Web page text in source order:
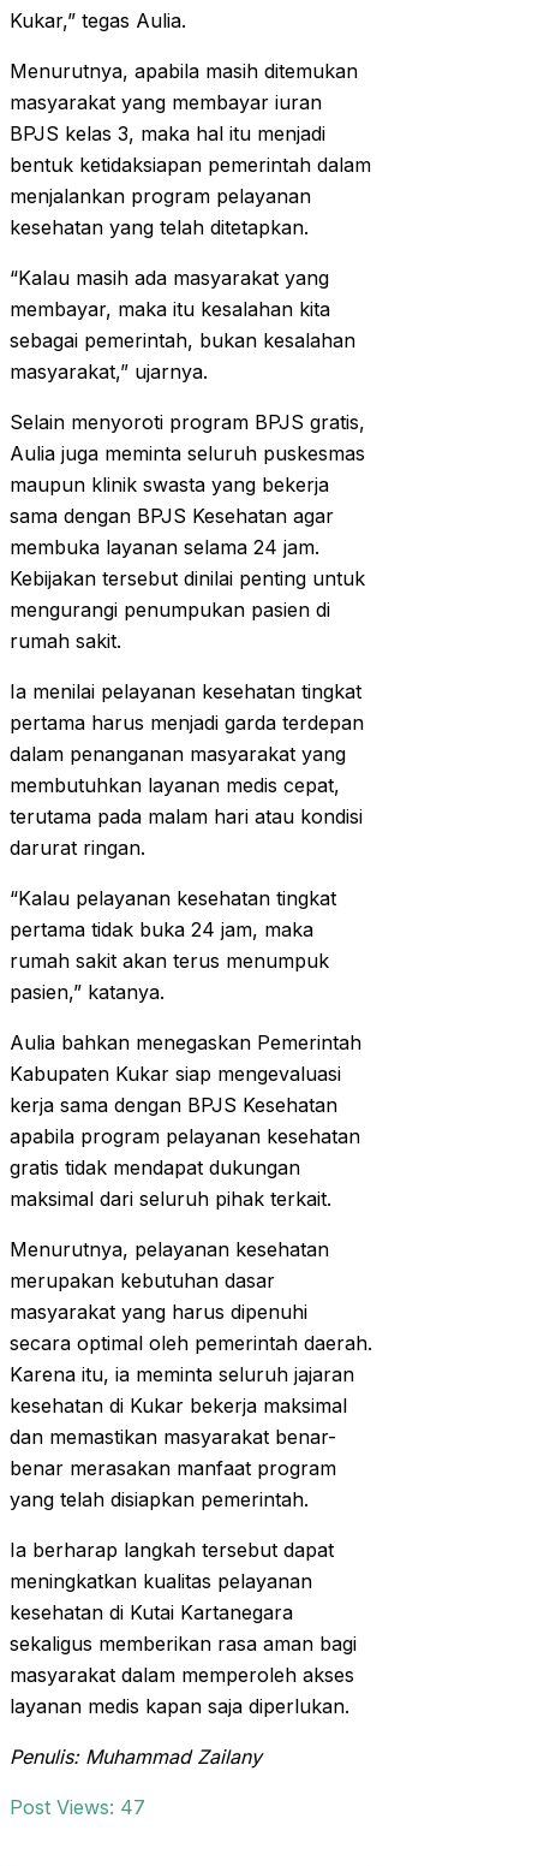
Kukar,” tegas Aulia.
Menurutnya, apabila masih ditemukan
masyarakat yang membayar iuran
BPJS kelas 3, maka hal itu menjadi
bentuk ketidaksiapan pemerintah dalam
menjalankan program pelayanan
kesehatan yang telah ditetapkan.
“Kalau masih ada masyarakat yang
membayar, maka itu kesalahan kita
sebagai pemerintah, bukan kesalahan
masyarakat,” ujarnya.
Selain menyoroti program BPJS gratis,
Aulia juga meminta seluruh puskesmas
maupun klinik swasta yang bekerja
sama dengan BPJS Kesehatan agar
membuka layanan selama 24 jam.
Kebijakan tersebut dinilai penting untuk
mengurangi penumpukan pasien di
rumah sakit.
Ia menilai pelayanan kesehatan tingkat
pertama harus menjadi garda terdepan
dalam penanganan masyarakat yang
membutuhkan layanan medis cepat,
terutama pada malam hari atau kondisi
darurat ringan.
“Kalau pelayanan kesehatan tingkat
pertama tidak buka 24 jam, maka
rumah sakit akan terus menumpuk
pasien,” katanya.
Aulia bahkan menegaskan Pemerintah
Kabupaten Kukar siap mengevaluasi
kerja sama dengan BPJS Kesehatan
apabila program pelayanan kesehatan
gratis tidak mendapat dukungan
maksimal dari seluruh pihak terkait.
Menurutnya, pelayanan kesehatan
merupakan kebutuhan dasar
masyarakat yang harus dipenuhi
secara optimal oleh pemerintah daerah.
Karena itu, ia meminta seluruh jajaran
kesehatan di Kukar bekerja maksimal
dan memastikan masyarakat benar-
benar merasakan manfaat program
yang telah disiapkan pemerintah.
Ia berharap langkah tersebut dapat
meningkatkan kualitas pelayanan
kesehatan di Kutai Kartanegara
sekaligus memberikan rasa aman bagi
masyarakat dalam memperoleh akses
layanan medis kapan saja diperlukan.
Penulis: Muhammad Zailany
Post Views: 47